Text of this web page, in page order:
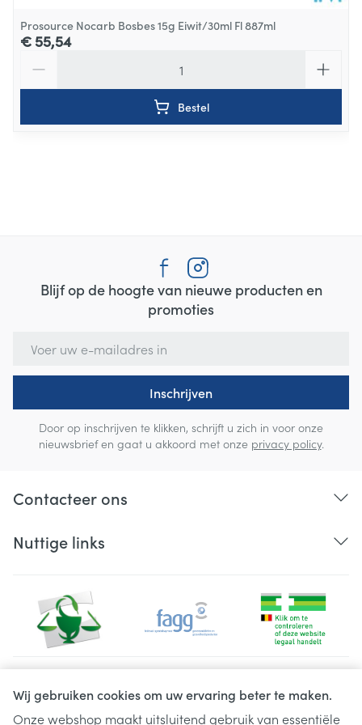
Wij gebruiken cookies om uw ervaring beter te maken.
Onze webshop maakt uitsluitend gebruik van essentiële
Prosource Nocarb Bosbes 15g Eiwit/30ml Fl 887ml
€ 55,54
Bestel
Blijf op de hoogte van nieuwe producten en
promoties
Inschrijven
Door op inschrijven te klikken, schrijft u zich in voor onze
nieuwsbrief en gaat u akkoord met onze privacy policy.
Contacteer ons
Nuttige links
Juridische links